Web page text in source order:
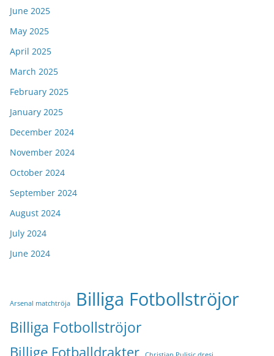
June 2025
May 2025
April 2025
March 2025
February 2025
January 2025
December 2024
November 2024
October 2024
September 2024
August 2024
July 2024
June 2024
Arsenal matchtröja Billiga Fotbollströjor
Billiga Fotbollströjor
Billige Fotballdrakter